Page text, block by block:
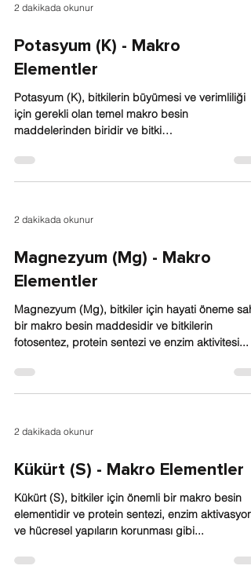
2 dakikada okunur
Potasyum (K) - Makro
Elementler
Potasyum (K), bitkilerin büyümesi ve verimliliği
için gerekli olan temel makro besin
maddelerinden biridir ve bitki
2 dakikada okunur
Magnezyum (Mg) - Makro
Elementler
Magnezyum (Mg), bitkiler için hayati öneme
bir makro besin maddesidir ve bitkilerin
fotosentez, protein sentezi ve enzim aktivitesi...
2 dakikada okunur
Kükürt (S) - Makro Elementler
Kükürt (S), bitkiler için önemli bir makro besin
elementidir ve protein sentezi, enzim
ve hücresel yapıların korunması gibi...